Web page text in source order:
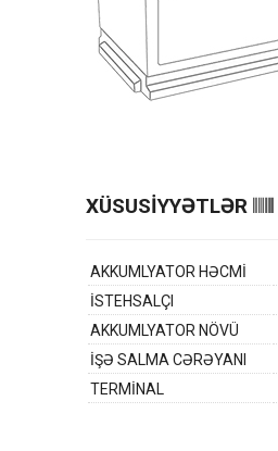
XÜSUSİYYƏTLƏR
AKKUMLYATOR HƏCMİ
İSTEHSALÇI
AKKUMLYATOR NÖVÜ
İŞƏ SALMA CƏRƏYANI
TERMİNAL